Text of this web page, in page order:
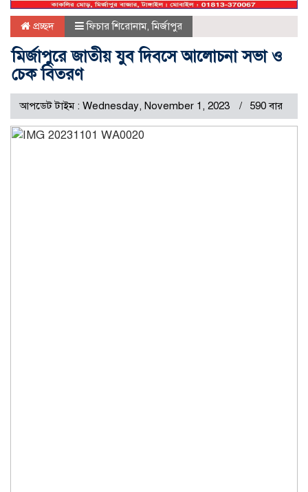
প্রচ্ছদ ফিচার শিরোনাম,মির্জাপুর
মির্জাপুরে জাতীয় যুব দিবসে আলোচনা সভা ও
চেক বিতরণ
আপডেট টাইম : Wednesday, November 1, 2023 590 বার